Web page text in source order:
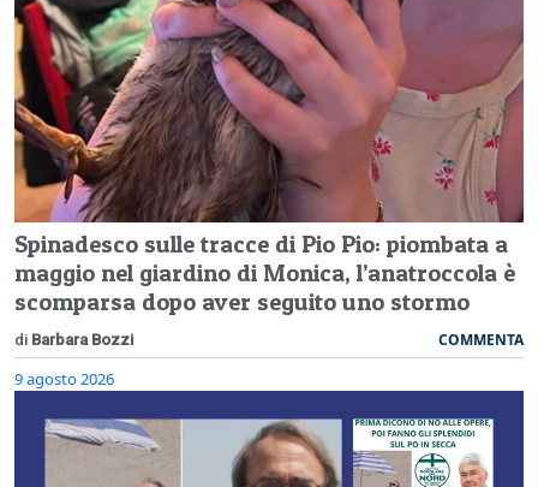
Spinadesco sulle tracce di Pio Pio: piombata a
maggio nel giardino di Monica, l’anatroccola è
scomparsa dopo aver seguito uno stormo
di Barbara Bozzi COMMENTA
9 agosto 2026